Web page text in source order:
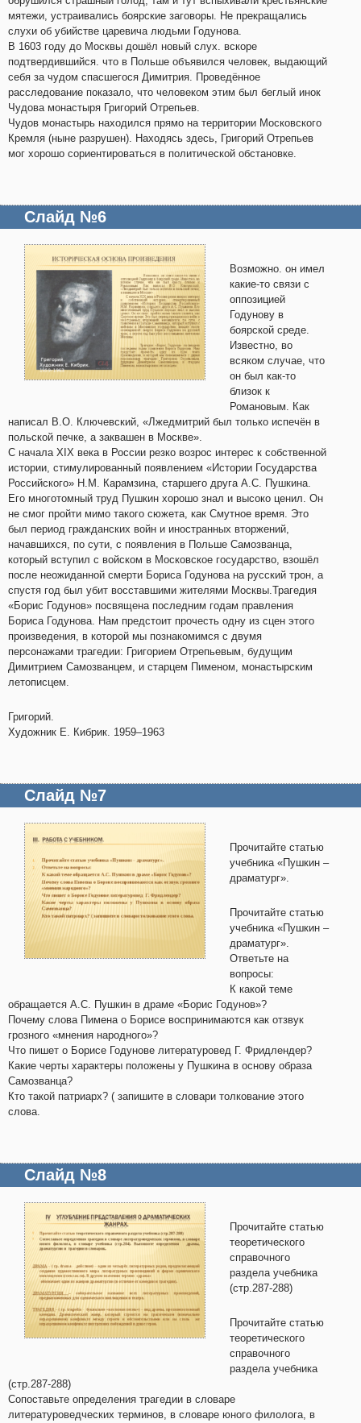
мятежи, устраивались боярские заговоры. Не прекращались
слухи об убийстве царевича людьми Годунова.
В 1603 году до Москвы дошёл новый слух. вскоре
подтвердившийся. что в Польше объявился человек, выдающий
себя за чудом спасшегося Димитрия. Проведённое
расследование показало, что человеком этим был беглый инок
Чудова монастыря Григорий Отрепьев.
Чудов монастырь находился прямо на территории Московского
Кремля (ныне разрушен). Находясь здесь, Григорий Отрепьев
мог хорошо сориентироваться в политической обстановке.
Слайд №6
Возможно. он имел
какие-то связи с
оппозицией
Годунову в
боярской среде.
Известно, во
всяком случае, что
он был как-то
близок к
Романовым. Как
написал В.О. Ключевский, «Лжедмитрий был только испечён в
польской печке, а заквашен в Москве».
С начала XIX века в России резко возрос интерес к собственной
истории, стимулированный появлением «Истории Государства
Российского» Н.М. Карамзина, старшего друга А.С. Пушкина.
Его многотомный труд Пушкин хорошо знал и высоко ценил. Он
не смог пройти мимо такого сюжета, как Смутное время. Это
был период гражданских войн и иностранных вторжений,
начавшихся, по сути, с появления в Польше Самозванца,
который вступил с войском в Московское государство, взошёл
после неожиданной смерти Бориса Годунова на русский трон, а
спустя год был убит восставшими жителями Москвы.Трагедия
«Борис Годунов» посвящена последним годам правления
Бориса Годунова. Нам предстоит прочесть одну из сцен этого
произведения, в которой мы познакомимся с двумя
персонажами трагедии: Григорием Отрепьевым, будущим
Димитрием Самозванцем, и старцем Пименом, монастырским
летописцем.
Григорий.
Художник Е. Кибрик. 1959–1963
Слайд №7
Прочитайте статью
учебника «Пушкин –
драматург».
Прочитайте статью
учебника «Пушкин –
драматург».
Ответьте на
вопросы:
К какой теме
обращается А.С. Пушкин в драме «Борис Годунов»?
Почему слова Пимена о Борисе воспринимаются как отзвук
грозного «мнения народного»?
Что пишет о Борисе Годунове литературовед Г. Фридлендер?
Какие черты характеры положены у Пушкина в основу образа
Самозванца?
Кто такой патриарх? ( запишите в словари толкование этого
слова.
Слайд №8
Прочитайте статью
теоретического
справочного
раздела учебника
(стр.287-288)
Прочитайте статью
теоретического
справочного
раздела учебника
(стр.287-288)
Сопоставьте определения трагедии в словаре
литературоведческих терминов, в словаре юного филолога, в